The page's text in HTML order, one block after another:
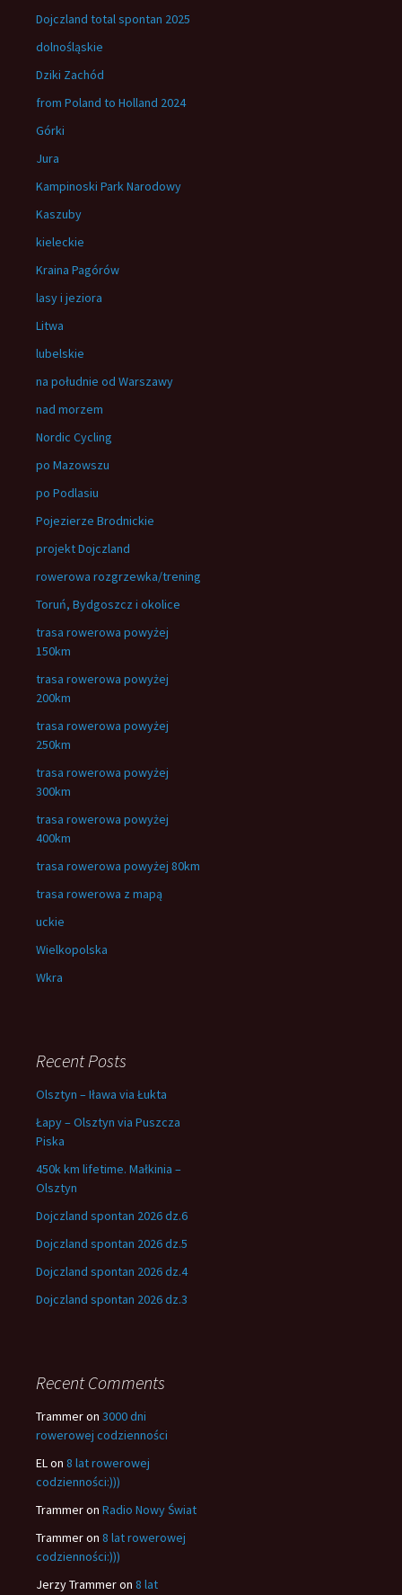
Dojczland total spontan 2025
dolnośląskie
Dziki Zachód
from Poland to Holland 2024
Górki
Jura
Kampinoski Park Narodowy
Kaszuby
kieleckie
Kraina Pagórów
lasy i jeziora
Litwa
lubelskie
na południe od Warszawy
nad morzem
Nordic Cycling
po Mazowszu
po Podlasiu
Pojezierze Brodnickie
projekt Dojczland
rowerowa rozgrzewka/trening
Toruń, Bydgoszcz i okolice
trasa rowerowa powyżej
150km
trasa rowerowa powyżej
200km
trasa rowerowa powyżej
250km
trasa rowerowa powyżej
300km
trasa rowerowa powyżej
400km
trasa rowerowa powyżej 80km
trasa rowerowa z mapą
uckie
Wielkopolska
Wkra
Recent Posts
Olsztyn – Iława via Łukta
Łapy – Olsztyn via Puszcza
Piska
450k km lifetime. Małkinia –
Olsztyn
Dojczland spontan 2026 dz.6
Dojczland spontan 2026 dz.5
Dojczland spontan 2026 dz.4
Dojczland spontan 2026 dz.3
Recent Comments
Trammeron 3000 dni
rowerowej codzienności
ELon 8 lat rowerowej
codzienności:)))
Trammeron Radio Nowy Świat
Trammeron 8 lat rowerowej
codzienności:)))
Jerzy Trammeron 8 lat